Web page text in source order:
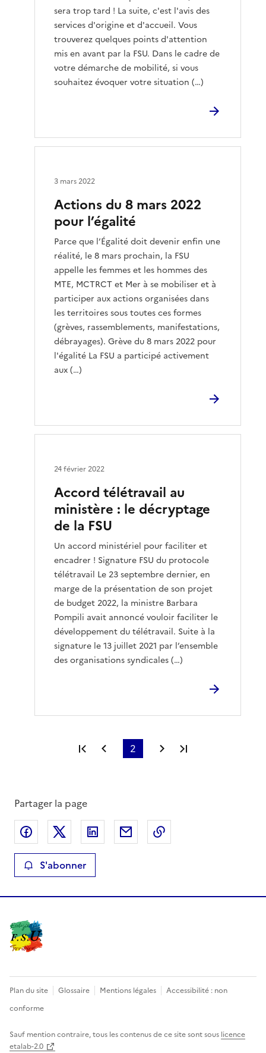
sera trop tard ! La suite, c'est l'avis des
services d'origine et d'accueil. Vous
trouverez quelques points d'attention
mis en avant par la FSU. Dans le cadre de
votre démarche de mobilité, si vous
souhaitez évoquer votre situation (…)
Actions du 8 mars 2022
pour l’égalité
Parce que l’Égalité doit devenir enfin une
réalité, le 8 mars prochain, la FSU
appelle les femmes et les hommes des
MTE, MCTRCT et Mer à se mobiliser et à
participer aux actions organisées dans
les territoires sous toutes ces formes
(grèves, rassemblements, manifestations,
débrayages). Grève du 8 mars 2022 pour
l'égalité La FSU a participé activement
aux (…)
3 mars 2022
Accord télétravail au
ministère : le décryptage
de la FSU
Un accord ministériel pour faciliter et
encadrer ! Signature FSU du protocole
télétravail Le 23 septembre dernier, en
marge de la présentation de son projet
de budget 2022, la ministre Barbara
Pompili avait annoncé vouloir faciliter le
développement du télétravail. Suite à la
signature le 13 juillet 2021 par l’ensemble
des organisations syndicales (…)
24 février 2022
Première page
Page précédente
2 Page suivante
Partager la page
Partager sur Facebook
Partager sur XPartager sur LinkedIn
Partager par email
S'abonner
Plan du site Glossaire Mentions légales
Accessibilité : non
conforme
Sauf mention contraire, tous les contenus de ce site sont sous licence
etalab-2.0